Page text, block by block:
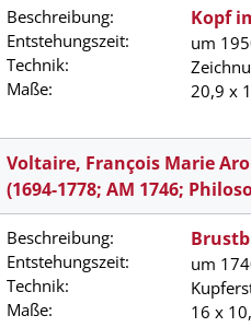
Beschreibung:
Entstehungszeit:
Technik:
Maße:
Kopf
um
20,9 x
Voltaire, François Marie
(1694-1778; AM 1746;
Beschreibung:
Entstehungszeit:
Technik:
Maße:
um
16 x